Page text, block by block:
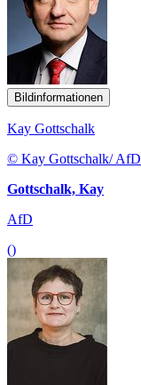
Bildinformationen
Kay Gottschalk
© Kay Gottschalk/ AfD
Gottschalk, Kay
AfD
()